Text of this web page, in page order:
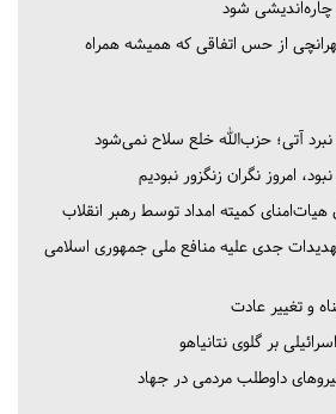
چاره‌اندیشی شود
از حس اتفاقی که همیشه همراه
آتی؛ حزب‌الله خلع سلاح نمی‌شود
امروز نگران زنگزور نبودیم
کمیته امداد توسط رهبر انقلاب
تهدیدات جدی علیه منافع ملی جمهوری اسلامی
و تغییر عادت
بر گلوی نتانیاهو
داوطلب مردمی در جهاد